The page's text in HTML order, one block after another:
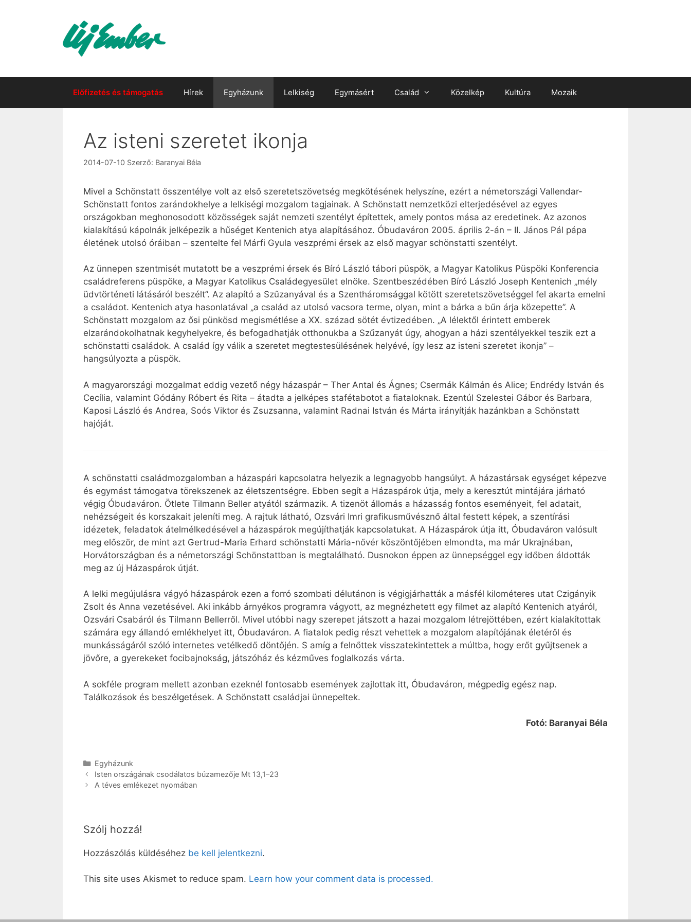
Előfizetés és támogatás Hírek Egyházunk Lelkiség Egymásért Család Közelkép Kultúra Mozaik
Az isteni szeretet ikonja
2014-07-10 Szerző: Baranyai Béla
Mivel a Schönstatt ősszentélye volt az első szeretetszövetség megkötésének helyszíne, ezért a németországi Vallendar-
Schönstatt fontos zarándokhelye a lelkiségi mozgalom tagjainak. A Schönstatt nemzetközi elterjedésével az egyes
országokban meghonosodott közösségek saját nemzeti szentélyt építettek, amely pontos mása az eredetinek. Az azonos
kialakítású kápolnák jelképezik a hűséget Kentenich atya alapításához. Óbudaváron 2005. április 2-án – II. János Pál pápa
életének utolsó óráiban – szentelte fel Márfi Gyula veszprémi érsek az első magyar schönstatti szentélyt.
Az ünnepen szentmisét mutatott be a veszprémi érsek és Bíró László tábori püspök, a Magyar Katolikus Püspöki Konferencia
családreferens püspöke, a Magyar Katolikus Családegyesület elnöke. Szentbeszédében Bíró László Joseph Kentenich „mély
üdvtörténeti látásáról beszélt”. Az alapító a Szűzanyával és a Szentháromsággal kötött szeretetszövetséggel fel akarta emelni
a családot. Kentenich atya hasonlatával „a család az utolsó vacsora terme, olyan, mint a bárka a bűn árja közepette”. A
Schönstatt mozgalom az ősi pünkösd megismétlése a XX. század sötét évtizedében. „A lélektől érintett emberek
elzarándokolhatnak kegyhelyekre, és befogadhatják otthonukba a Szűzanyát úgy, ahogyan a házi szentélyekkel teszik ezt a
schönstatti családok. A család így válik a szeretet megtestesülésének helyévé, így lesz az isteni szeretet ikonja” –
hangsúlyozta a püspök.
A magyarországi mozgalmat eddig vezető négy házaspár – Ther Antal és Ágnes; Csermák Kálmán és Alice; Endrédy István és
Cecília, valamint Gódány Róbert és Rita – átadta a jelképes stafétabotot a fiataloknak. Ezentúl Szelestei Gábor és Barbara,
Kaposi László és Andrea, Soós Viktor és Zsuzsanna, valamint Radnai István és Márta irányítják hazánkban a Schönstatt
hajóját.
A schönstatti családmozgalomban a házaspári kapcsolatra helyezik a legnagyobb hangsúlyt. A házastársak egységet képezve
és egymást támogatva törekszenek az életszentségre. Ebben segít a Házaspárok útja, mely a keresztút mintájára járható
végig Óbudaváron. Ötlete Tilmann Beller atyától származik. A tizenöt állomás a házasság fontos eseményeit, fel adatait,
nehézségeit és korszakait jeleníti meg. A rajtuk látható, Ozsvári Imri grafikusművésznő által festett képek, a szentírási
idézetek, feladatok átelmélkedésével a házaspárok megújíthatják kapcsolatukat. A Házaspárok útja itt, Óbudaváron valósult
meg először, de mint azt Gertrud-Maria Erhard schönstatti Mária-nővér köszöntőjében elmondta, ma már Ukrajnában,
Horvátországban és a németországi Schönstattban is megtalálható. Dusnokon éppen az ünnepséggel egy időben áldották
meg az új Házaspárok útját.
A lelki megújulásra vágyó házaspárok ezen a forró szombati délutánon is végigjárhatták a másfél kilométeres utat Czigányik
Zsolt és Anna vezetésével. Aki inkább árnyékos programra vágyott, az megnézhetett egy filmet az alapító Kentenich atyáról,
Ozsvári Csabáról és Tilmann Bellerről. Mivel utóbbi nagy szerepet játszott a hazai mozgalom létrejöttében, ezért kialakítottak
számára egy állandó emlékhelyet itt, Óbudaváron. A fiatalok pedig részt vehettek a mozgalom alapítójának életéről és
munkásságáról szóló internetes vetélkedő döntőjén. S amíg a felnőttek visszatekintettek a múltba, hogy erőt gyűjtsenek a
jövőre, a gyerekeket focibajnokság, játszóház és kézműves foglalkozás várta.
A sokféle program mellett azonban ezeknél fontosabb események zajlottak itt, Óbudaváron, mégpedig egész nap.
Találkozások és beszélgetések. A Schönstatt családjai ünnepeltek.
Fotó: Baranyai Béla
Kategória
Egyházunk
Isten országának csodálatos búzamezője Mt 13,1–23
A téves emlékezet nyomában
Szólj hozzá!
Hozzászólás küldéséhez be kell jelentkezni.
This site uses Akismet to reduce spam. Learn how your comment data is processed.